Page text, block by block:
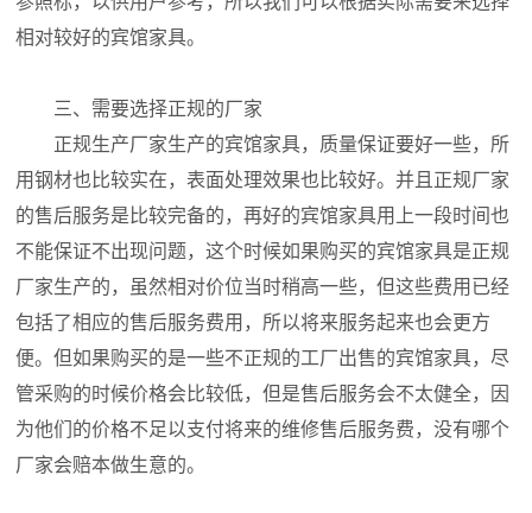
相对较好的宾馆家具。
三、需要选择正规的厂家
正规生产厂家生产的宾馆家具，质量保证要好一些，所
用钢材也比较实在，表面处理效果也比较好。并且正规厂家
的售后服务是比较完备的，再好的宾馆家具用上一段时间也
不能保证不出现问题，这个时候如果购买的宾馆家具是正规
厂家生产的，虽然相对价位当时稍高一些，但这些费用已经
包括了相应的售后服务费用，所以将来服务起来也会更方
便。但如果购买的是一些不正规的工厂出售的宾馆家具，尽
管采购的时候价格会比较低，但是售后服务会不太健全，因
为他们的价格不足以支付将来的维修售后服务费，没有哪个
厂家会赔本做生意的。